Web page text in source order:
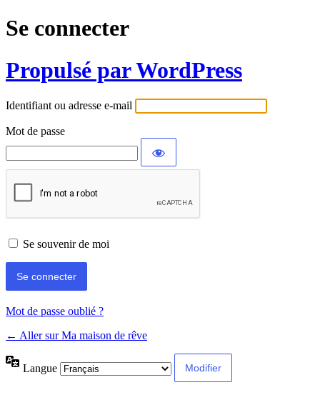
Se connecter
Propulsé par WordPress
Identifiant ou adresse e-mail
Mot de passe
Se souvenir de moi
Mot de passe oublié ?
← Aller sur Ma maison de rêve
Langue